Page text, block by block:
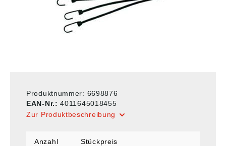
Produktnummer: 6698876
EAN-Nr.:4011645018455
Zur Produktbeschreibung
Anzahl Stückpreis